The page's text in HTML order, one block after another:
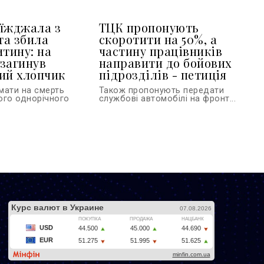
з
збила
на
хлопчик
на смерть
однорічного
ТЦК пропонують
скоротити на 50%, а
частину працівників
направити до бойових
підрозділів - петиція
Також пропонують передати
службові автомобілі на фронт...